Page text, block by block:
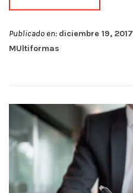
Publicado en: diciembre 19, 2017
MUltiformas